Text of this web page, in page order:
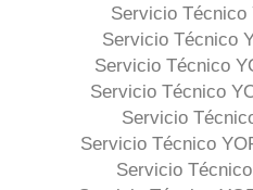
Servicio
Servicio Técnico
Servicio Técnico
Servicio Técnico
Servicio
Servicio Técnico
Servicio